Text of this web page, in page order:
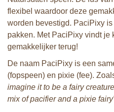
flexibel waardoor deze
worden bevestigd. PaciPixy
pakken. Met PaciPixy vindt je
gemakkelijker terug!
De naam PaciPixy is een
(fopspeen) en pixie (fee).
imagine it to be a fairy
mix of pacifier and a pixie